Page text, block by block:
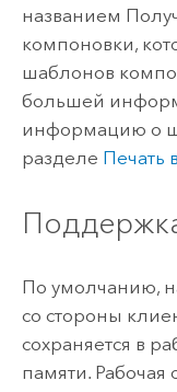
названием
компоновки,
шаблонов
большей
информацию о
разделе Печать
По умолчанию,
со стороны
сохраняется в
памяти. Рабочая